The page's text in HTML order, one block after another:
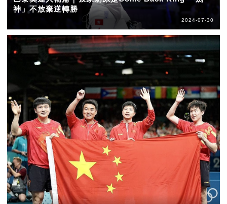
神」不放棄逆轉勝
2024-07-30